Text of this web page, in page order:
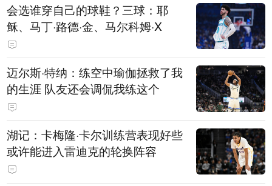
会选谁穿自己的球鞋？三球：耶
稣、马丁·路德·金、马尔科姆·X
迈尔斯·特纳：练空中瑜伽拯救了我
的生涯 队友还会调侃我练这个
湖记：卡梅隆·卡尔训练营表现好些
或许能进入雷迪克的轮换阵容